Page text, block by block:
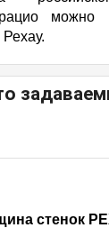
можно
стенок